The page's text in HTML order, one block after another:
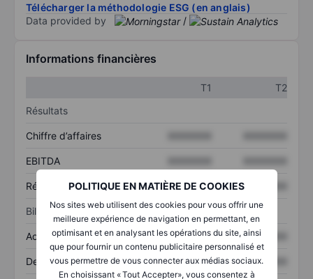
POLITIQUE EN MATIÈRE DE COOKIES
Nos sites web utilisent des cookies pour vous offrir une
meilleure expérience de navigation en permettant, en
optimisant et en analysant les opérations du site, ainsi
que pour fournir un contenu publicitaire personnalisé et
vous permettre de vous connecter aux médias sociaux.
En choisissant « Tout Accepter», vous consentez à
Télécharger la méthodologie ESG (en anglais)
Data provided by
/
Informations financières
T1
T2
Résultats
Chiffre d’affaires
EBITDA
Résultat net XXXXXXX XXXXXXX
Bilan
Actifs totaux XXXXXXX XXXXXXX
Dette totale XXXXXXX XXXXXXX